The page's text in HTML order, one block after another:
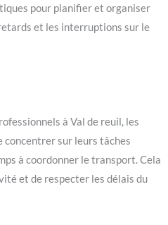
pour planifier et organiser
et les interruptions sur le
à Val de reuil, les
concentrer sur leurs tâches
à coordonner le transport. Cela
et de respecter les délais du